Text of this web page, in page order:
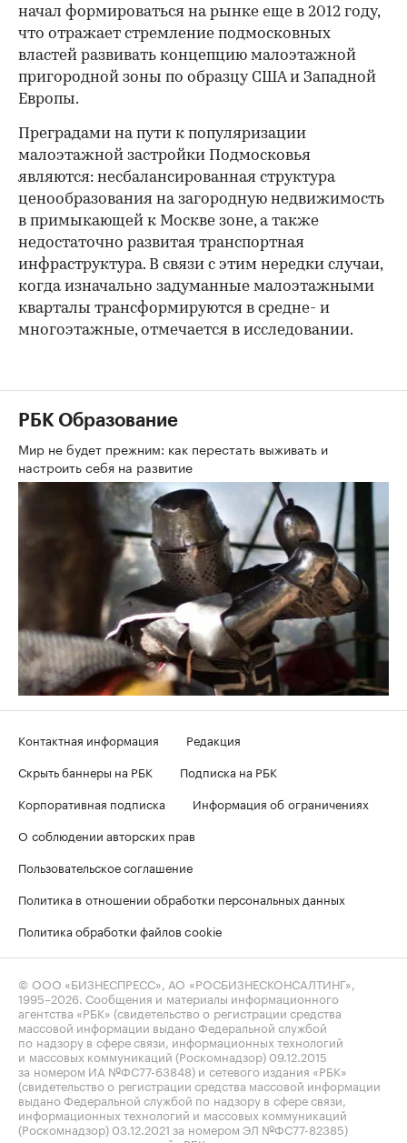
начал формироваться на рынке еще в 2012 году,
что отражает стремление подмосковных
властей развивать концепцию малоэтажной
пригородной зоны по образцу США и Западной
Европы.
Преградами на пути к популяризации
малоэтажной застройки Подмосковья
являются: несбалансированная структура
ценообразования на загородную недвижимость
в примыкающей к Москве зоне, а также
недостаточно развитая транспортная
инфраструктура. В связи с этим нередки случаи,
когда изначально задуманные малоэтажными
кварталы трансформируются в средне- и
многоэтажные, отмечается в исследовании.
РБК Образование
Мир не будет прежним: как перестать выживать и
настроить себя на развитие
Контактная информация
Редакция
Скрыть баннеры на РБК
Подписка на РБК
Корпоративная подписка
Информация об ограничениях
О соблюдении авторских прав
Пользовательское соглашение
Политика в отношении обработки персональных данных
Политика обработки файлов cookie
© ООО «БИЗНЕСПРЕСС», АО «РОСБИЗНЕСКОНСАЛТИНГ»,
1995–2026. Сообщения и материалы информационного
агентства «РБК» (свидетельство о регистрации средства
массовой информации выдано Федеральной службой
по надзору в сфере связи, информационных технологий
и массовых коммуникаций (Роскомнадзор) 09.12.2015
за номером ИА №ФС77-63848) и сетевого издания «РБК»
(свидетельство о регистрации средства массовой информации
выдано Федеральной службой по надзору в сфере связи,
информационных технологий и массовых коммуникаций
(Роскомнадзор) 03.12.2021 за номером ЭЛ №ФС77-82385)